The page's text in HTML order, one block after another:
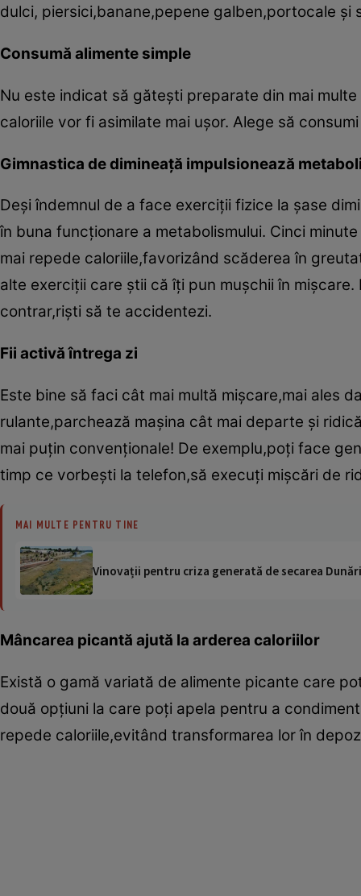
dulci, piersici,banane,pepene galben,portocale şi
Consumă alimente simple
Nu este indicat să găteşti preparate din mai
caloriile vor fi asimilate mai uşor. Alege să
Gimnastica de dimineaţă impulsionează
Deşi îndemnul de a face exerciţii fizice la şase
în buna funcţionare a metabolismului. Cinci
mai repede caloriile,favorizând scăderea în
alte exerciţii care ştii că îţi pun muşchii în
contrar,rişti să te accidentezi.
Fii activă întrega zi
Este bine să faci cât mai multă mişcare,mai ales
rulante,parchează maşina cât mai departe şi
mai puţin convenţionale! De exemplu,poţi face
timp ce vorbeşti la telefon,să execuţi mişcări de
MAI MULTE PENTRU TINE
Vinovații pentru criza generată de secarea
Mâncarea picantă ajută la arderea caloriilor
Există o gamă variată de alimente picante care
două opţiuni la care poţi apela pentru a
repede caloriile,evitând transformarea lor în